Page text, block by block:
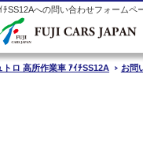
ﾁSS12Aへの問い合わせフォームペ
トロ 高所作業車 ｱｲﾁSS12A お問